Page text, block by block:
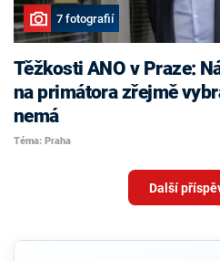
7 fotografií
Těžkosti ANO v Praze:
na primátora zřejmě
nemá
Téma: Praha
Další